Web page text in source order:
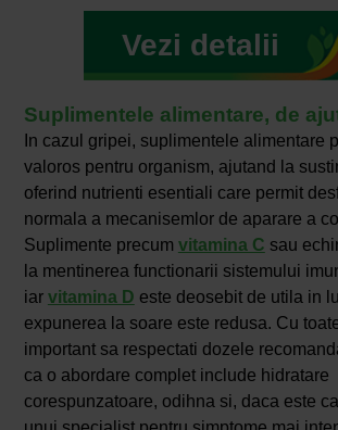
Vezi detalii
Suplimentele alimentare, de
In cazul gripei, suplimentele alimentare
valoros pentru organism, ajutand la
oferind nutrienti esentiali care permit
normala a mecanisemlor de aparare a
Suplimente precum vitamina C sau
la mentinerea functionarii sistemului
iar vitamina D este deosebit de utila in
expunerea la soare este redusa. Cu
important sa respectati dozele
ca o abordare complet include hidratare
corespunzatoare, odihna si, daca este